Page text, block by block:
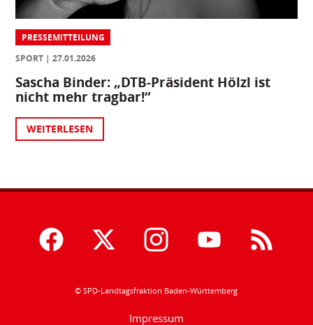
PRESSEMITTEILUNG
SPORT
27.01.2026
Sascha Binder: „DTB-Präsident Hölzl ist
nicht mehr tragbar!“
WEITERLESEN
© SPD-Landtagsfraktion Baden-Württemberg
Impressum